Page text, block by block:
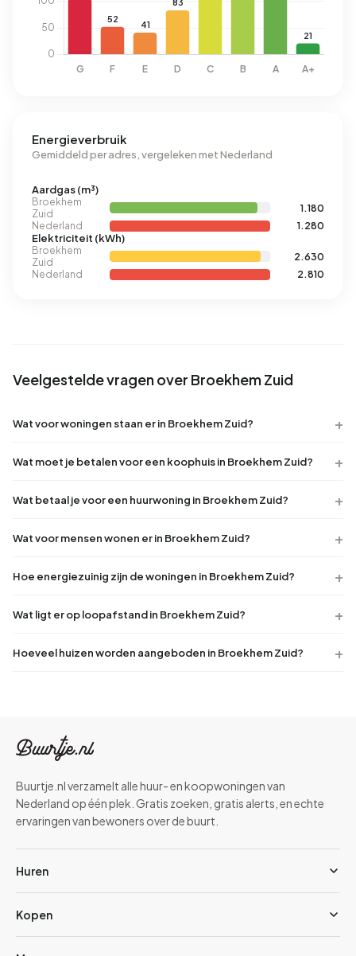
Energieverbruik
Gemiddeld per adres, vergeleken met Nederland
Aardgas (m³)
Broekhem
Zuid
1.180
Nederland
1.280
Elektriciteit (kWh)
Broekhem
Zuid
2.630
Nederland
2.810
Veelgestelde vragen over Broekhem Zuid
Wat voor woningen staan er in Broekhem Zuid?
Wat moet je betalen voor een koophuis in Broekhem Zuid?
Wat betaal je voor een huurwoning in Broekhem Zuid?
Wat voor mensen wonen er in Broekhem Zuid?
Hoe energiezuinig zijn de woningen in Broekhem Zuid?
Wat ligt er op loopafstand in Broekhem Zuid?
Hoeveel huizen worden aangeboden in Broekhem Zuid?
Buurtje.nl verzamelt alle huur- en koopwoningen van
Nederland op één plek. Gratis zoeken, gratis alerts, en echte
ervaringen van bewoners over de buurt.
Huren
Kopen